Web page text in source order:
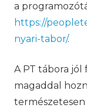
a
https://
nyari-tabor/.
A PT tábora jól
magaddal
természetesen